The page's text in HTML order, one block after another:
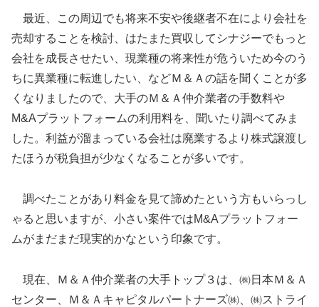
最近、この周辺でも将来不安や後継者不在により会社を
売却することを検討、はたまた買収してシナジーでもっと
会社を成長させたい、現業種の将来性が危ういため今のう
ちに異業種に転進したい、などＭ＆Ａの話を聞くことが多
くなりましたので、大手のＭ＆Ａ仲介業者の手数料や
M&Aプラットフォームの利用料を、聞いたり調べてみま
した。利益が溜まっている会社は廃業するより株式譲渡し
たほうが税負担が少なくなることが多いです。
調べたことがあり料金を見て諦めたという方もいらっし
ゃると思いますが、小さい案件ではM&Aプラットフォー
ムがまだまだ現実的かなという印象です。
現在、Ｍ＆Ａ仲介業者の大手トップ３は、㈱日本Ｍ＆Ａ
センター、Ｍ＆Ａキャピタルパートナーズ㈱、㈱ストライ